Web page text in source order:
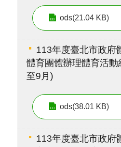
ods(21.04 KB)
113年度臺北市政府
體育團體辦理體育活動
至9月)
ods(38.01 KB)
113年度臺北市政府